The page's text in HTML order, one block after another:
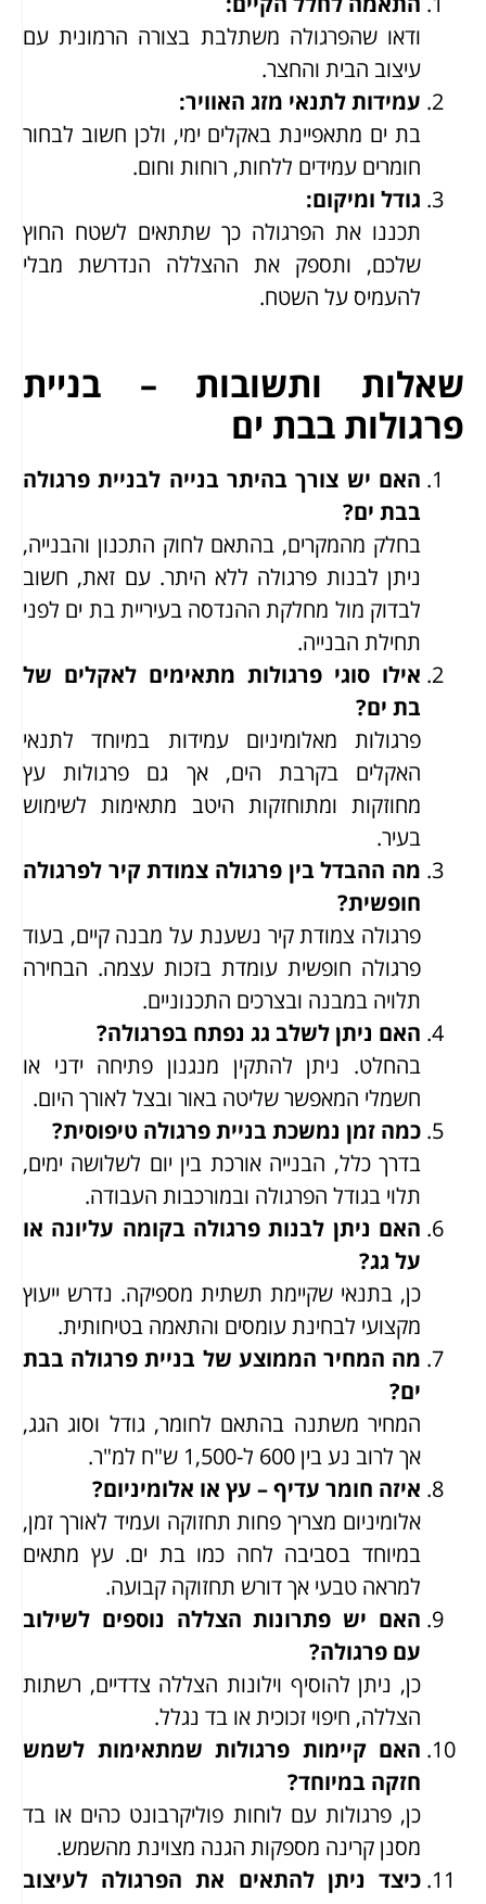
ודאו שהפרגולה משתלבת בצורה הרמונית עם
עיצוב הבית והחצר.
עמידות לתנאי מזג האוויר:
בת ים מתאפיינת באקלים ימי, ולכן חשוב לבחור
חומרים עמידים ללחות, רוחות וחום.
גודל ומיקום:
תכננו את הפרגולה כך שתתאים לשטח החוץ
שלכם, ותספק את ההצללה הנדרשת מבלי
להעמיס על השטח.
שאלות ותשובות – בניית
פרגולות בבת ים
האם יש צורך בהיתר בנייה לבניית פרגולה
בבת ים?
בחלק מהמקרים, בהתאם לחוק התכנון והבנייה,
ניתן לבנות פרגולה ללא היתר. עם זאת, חשוב
לבדוק מול מחלקת ההנדסה בעיריית בת ים לפני
תחילת הבנייה.
אילו סוגי פרגולות מתאימים לאקלים של
בת ים?
פרגולות מאלומיניום עמידות במיוחד לתנאי
האקלים בקרבת הים, אך גם פרגולות עץ
מחוזקות ומתוחזקות היטב מתאימות לשימוש
בעיר.
מה ההבדל בין פרגולה צמודת קיר לפרגולה
חופשית?
פרגולה צמודת קיר נשענת על מבנה קיים, בעוד
פרגולה חופשית עומדת בזכות עצמה. הבחירה
תלויה במבנה ובצרכים התכנוניים.
האם ניתן לשלב גג נפתח בפרגולה?
בהחלט. ניתן להתקין מנגנון פתיחה ידני או
חשמלי המאפשר שליטה באור ובצל לאורך היום.
כמה זמן נמשכת בניית פרגולה טיפוסית?
בדרך כלל, הבנייה אורכת בין יום לשלושה ימים,
תלוי בגודל הפרגולה ובמורכבות העבודה.
האם ניתן לבנות פרגולה בקומה עליונה או
על גג?
כן, בתנאי שקיימת תשתית מספיקה. נדרש ייעוץ
מקצועי לבחינת עומסים והתאמה בטיחותית.
מה המחיר הממוצע של בניית פרגולה בבת
ים?
המחיר משתנה בהתאם לחומר, גודל וסוג הגג,
אך לרוב נע בין 600 ל-1,500 ש"ח למ"ר.
איזה חומר עדיף – עץ או אלומיניום?
אלומיניום מצריך פחות תחזוקה ועמיד לאורך זמן,
במיוחד בסביבה לחה כמו בת ים. עץ מתאים
למראה טבעי אך דורש תחזוקה קבועה.
האם יש פתרונות הצללה נוספים לשילוב
עם פרגולה?
כן, ניתן להוסיף וילונות הצללה צדדיים, רשתות
הצללה, חיפוי זכוכית או בד נגלל.
האם קיימות פרגולות שמתאימות לשמש
חזקה במיוחד?
כן, פרגולות עם לוחות פוליקרבונט כהים או בד
מסנן קרינה מספקות הגנה מצוינת מהשמש.
כיצד ניתן להתאים את הפרגולה לעיצוב